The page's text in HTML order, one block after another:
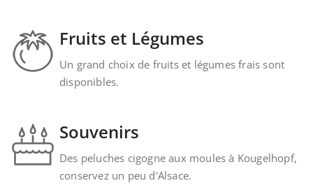
Fruits et Légumes
Un grand choix de fruits et légumes frais sont
disponibles.
Souvenirs
Des peluches cigogne aux moules à Kougelhopf,
conservez un peu d'Alsace.